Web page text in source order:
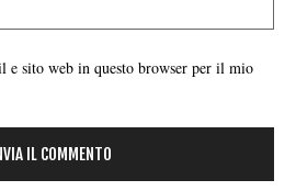
e sito web in questo browser per il mio